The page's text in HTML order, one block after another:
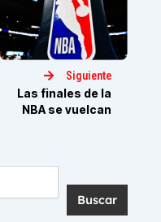
Siguiente
Las finales de la
NBA se vuelcan